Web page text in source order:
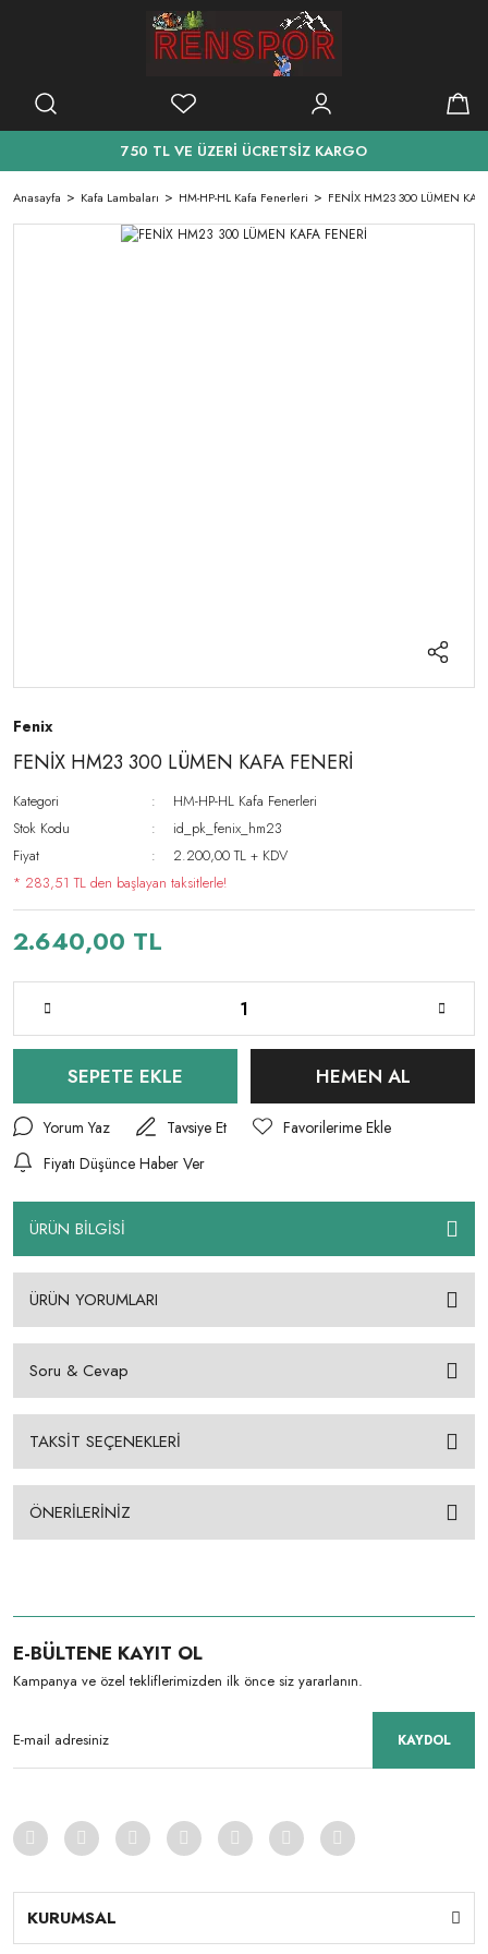
750 TL VE ÜZERİ ÜCRETSİZ KARGO
Anasayfa Kafa Lambaları HM-HP-HL Kafa Fenerleri FENİX HM23 300 LÜMEN
Fenix
FENİX HM23 300 LÜMEN KAFA FENERİ
Kategori
HM-HP-HL Kafa Fenerleri
Stok Kodu
id_pk_fenix_hm23
Fiyat
2.200,00 TL + KDV
* 283,51 TL den başlayan taksitlerle!
2.640,00 TL
SEPETE EKLE HEMEN AL
Yorum Yaz
Tavsiye Et
Fiyatı Düşünce Haber Ver
ÜRÜN BİLGİSİ
ÜRÜN YORUMLARI
Soru & Cevap
TAKSİT SEÇENEKLERİ
ÖNERİLERİNİZ
E-BÜLTENE KAYIT OL
Kampanya ve özel tekliflerimizden ilk önce siz yararlanın.
KAYDOL
KURUMSAL